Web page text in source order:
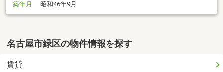
築年月
昭和46年9月
名古屋市緑区の物件情報を探す
賃貸